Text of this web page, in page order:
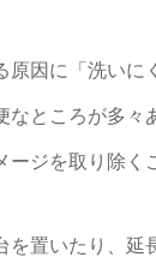
原因に「洗い
なところが多
ジを取り除く
を置いたり、延